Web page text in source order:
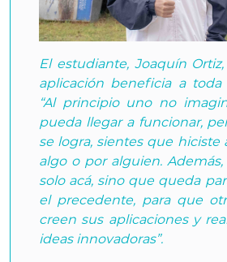
El estudiante, Joaquín
aplicación beneficia a toda
“Al principio uno no
pueda llegar a funcionar,
se logra, sientes que hiciste
algo o por alguien.
solo acá, sino que queda
el precedente, para que
creen sus aplicaciones y
ideas innovadoras”.